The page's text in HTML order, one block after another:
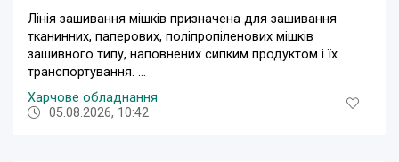
Лінія зашивання мішків призначена для зашивання
тканинних, паперових, поліпропіленових мішків
зашивного типу, наповнених сипким продуктом і їх
транспортування. ...
Харчове обладнання
05.08.2026, 10:42